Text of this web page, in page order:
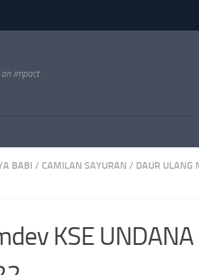
impact
BABI / CAMILAN SAYURAN / DAUR ULANG
KSE